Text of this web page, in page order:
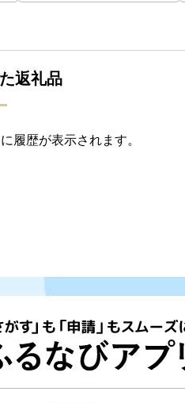
返礼品
履歴が表示されます。